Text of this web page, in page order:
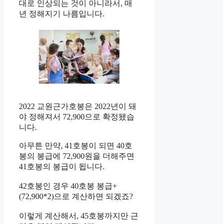
대로 인상되는 것이 아니라서, 매
년 정해지기 나름입니다.
2022 교원근가호봉은 2022년이 돼
야 정해져서 72,900으로 확정됐습
니다.
아무튼 만약, 41호봉이 되면 40호
봉의 봉급에 72,900원을 더해주면
41호봉의 봉급이 됩니다.
42호봉인 경우 40호봉 봉급+
(72,900*2)으로 계산하면 되겠죠?
이렇게 계산해서, 45호봉까지만 근